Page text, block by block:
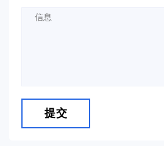
提交